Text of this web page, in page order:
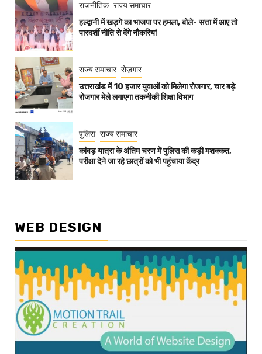
राजनीतिक राज्य समाचार
हल्द्वानी में खड़गे का भाजपा पर हमला, बोले- सत्ता में आए तो
पारदर्शी नीति से देंगे नौकरियां
राज्य समाचार रोज़गार
उत्तराखंड में 10 हजार युवाओं को मिलेगा रोजगार, चार बड़े
रोजगार मेले लगाएगा तकनीकी शिक्षा विभाग
पुलिस राज्य समाचार
कांवड़ यात्रा के अंतिम चरण में पुलिस की कड़ी मशक्कत,
परीक्षा देने जा रहे छात्रों को भी पहुंचाया केंद्र
WEB DESIGN